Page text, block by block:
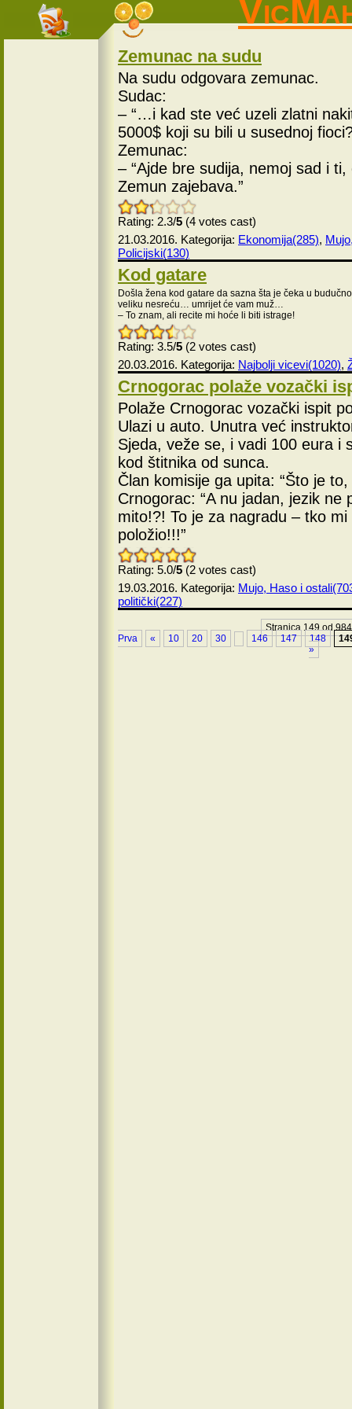
Zemunac na sudu
Na sudu odgovara zemunac.
Sudac:
– “…i kad ste već uzeli zlatni
5000$ koji su bili u susednoj
Zemunac:
– “Ajde bre sudija, nemoj sad i
Zemun zajebava.”
Rating: 2.3/5 (4 votes cast)
21.03.2016. Kategorija: Ekonomija(285),
Policijski(130)
Kod gatare
Došla žena kod gatare da sazna šta je čeka u
veliku nesreću… umrijet će vam muž…
– To znam, ali recite mi hoće li biti istrage!
Rating: 3.5/5 (2 votes cast)
20.03.2016. Kategorija: Najbolji vicevi(1020),
Crnogorac polaže vozački
Polaže Crnogorac vozački ispit
Ulazi u auto. Unutra već
Sjeda, veže se, i vadi 100 eura i
kod štitnika od sunca.
Član komisije ga upita: “Što je
Crnogorac: “A nu jadan, jezik ne
mito!?! To je za nagradu – tko
položio!!!”
Rating: 5.0/5 (2 votes cast)
19.03.2016. Kategorija: Mujo, Haso i
politički(227)
Stranica 149 od 984
Prva
« 10 20 30 146 147 148
»